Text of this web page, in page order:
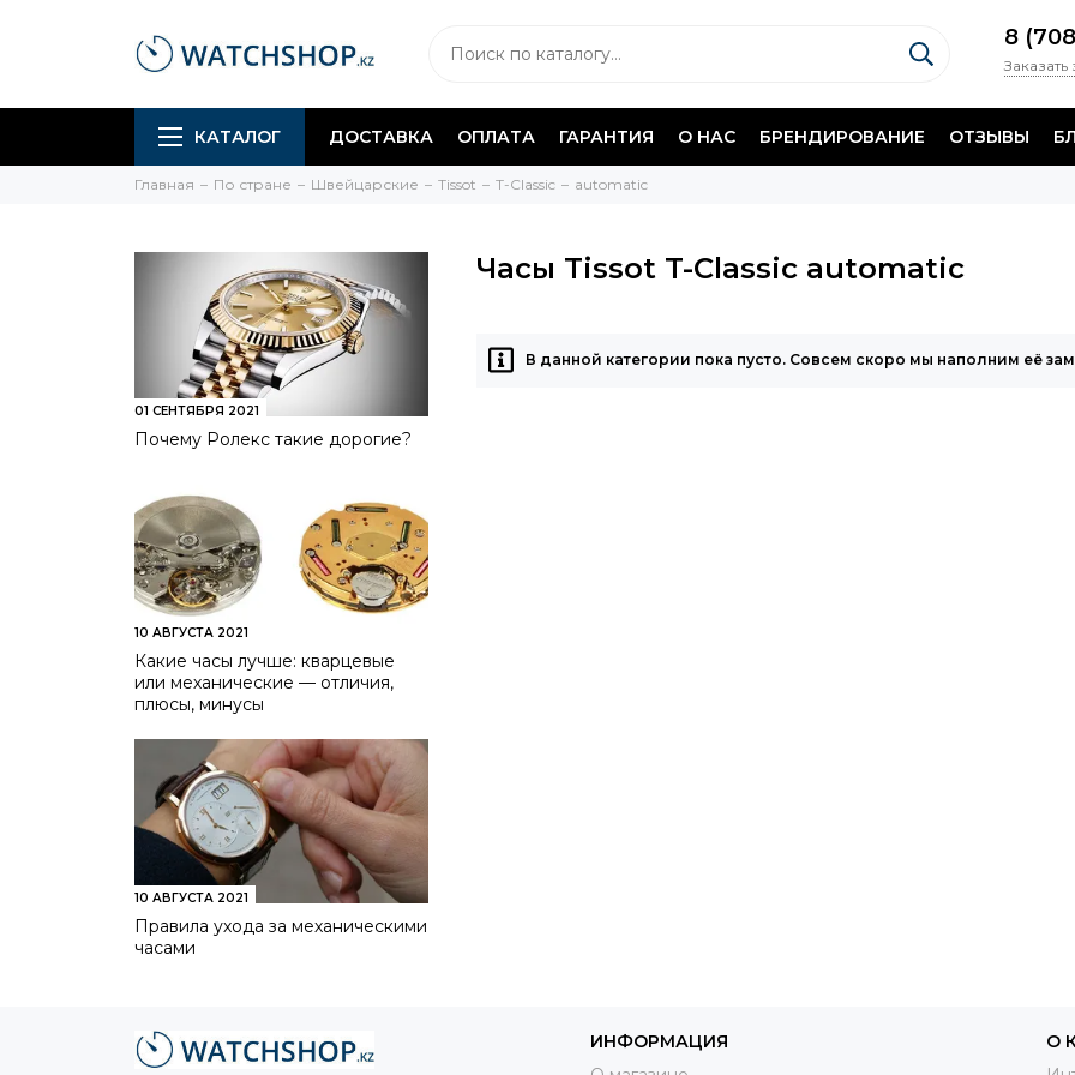
8
КАТАЛОГ ДОСТАВКА ОПЛАТА ГАРАНТИЯ О НАС БРЕНДИРОВАНИЕ ОТЗЫВЫ
Главная По стране Швейцарские Tissot T-Classic automatic
01 СЕНТЯБРЯ 2021
Почему Ролекс такие дорогие?
10 АВГУСТА 2021
Какие часы лучше: кварцевые
или механические — отличия,
плюсы, минусы
10 АВГУСТА 2021
Правила ухода за механическими
часами
Часы Tissot T-Classic automatic
В данной категории пока пусто. Совсем скоро мы наполним её
ИНФОРМАЦИЯ
О